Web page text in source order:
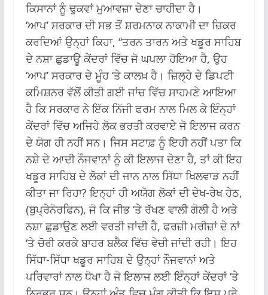
ਕਿਸਾਨਾਂ ਨੂੰ ਢੁਕਵਾਂ ਮੁਆਵਜ਼ਾ ਦੇਣਾ ਚਾਹੀਦਾ ਹੈ।
‘ਆਪ’ ਸਰਕਾਰ ਦੀ ਸਭ ਤੋਂ ਸ਼ਰਮਨਾਕ ਨਾਕਾਮੀ ਦਾ ਜ਼ਿਕਰ
ਕਰਦਿਆਂ ਉਨ੍ਹਾਂ ਕਿਹਾ, “ਤਰਨ ਤਾਰਨ ਅਤੇ ਖਡੂਰ ਸਾਹਿਬ
ਦੇ ਨਸ਼ਾ ਛੁਡਾਊ ਕੇਂਦਰਾਂ ਵਿੱਚ ਜੋ ਘਪਲਾ ਹੋਇਆ ਹੈ, ਉਹ
‘ਆਪ’ ਸਰਕਾਰ ਦੇ ਮੂੰਹ ‘ਤੇ ਕਾਲਖ਼ ਹੈ। ਜ਼ਿਲ੍ਹੇ ਦੇ ਡਿਪਟੀ
ਕਮਿਸ਼ਨਰ ਵੱਲੋਂ ਕੀਤੀ ਗਈ ਜਾਂਚ ਵਿੱਚ ਸਾਹਮਣੇ ਆਇਆ
ਹੈ ਕਿ ਸਰਕਾਰ ਨੇ ਇੱਕ ਨਿੱਜੀ ਫਰਮ ਨਾਲ ਮਿਲ ਕੇ ਇੰਨ੍ਹਾਂ
ਕੇਂਦਰਾਂ ਵਿੱਚ ਅਜਿਹੇ ਲੋਕ ਭਰਤੀ ਕਰਵਾਏ ਜੋ ਇਲਾਜ ਕਰਨ
ਦੇ ਯੋਗ ਹੀ ਨਹੀਂ ਸਨ। ਜਿਸ ਸਟਾਫ਼ ਨੂੰ ਇਹੀ ਨਹੀਂ ਪਤਾ ਕਿ
ਨਸ਼ੇ ਦੇ ਆਦੀ ਨੌਜਵਾਨਾਂ ਨੂੰ ਕੀ ਇਲਾਜ ਦੇਣਾ ਹੈ, ਤਾਂ ਕੀ ਇਹ
ਖਡੂਰ ਸਾਹਿਬ ਦੇ ਲੋਕਾਂ ਦੀ ਜਾਨ ਨਾਲ ਸਿੱਧਾ ਖਿਲਵਾੜ ਨਹੀਂ
ਕੀਤਾ ਜਾ ਰਿਹਾ? ਇਨ੍ਹਾਂ ਹੀ ਅਯੋਗ ਲੋਕਾਂ ਦੀ ਦੇਖ-ਰੇਖ ਹੇਠ,
(ਬੁਪ੍ਰੇਨੋਰਫਿਨ), ਜੋ ਕਿ ਜੀਭ ‘ਤੇ ਰੱਖਣ ਵਾਲੀ ਗੋਲੀ ਹੈ ਅਤੇ
ਨਸ਼ਾ ਛੁਡਾਉਣ ਲਈ ਵਰਤੀ ਜਾਂਦੀ ਹੈ, ਫਰਜ਼ੀ ਮਰੀਜ਼ਾਂ ਦੇ ਨਾਂ
‘ਤੇ ਚੋਰੀ ਕਰਕੇ ਬਾਹਰ ਬਲੈਕ ਵਿੱਚ ਵੇਚੀ ਜਾਂਦੀ ਰਹੀ। ਇਹ
ਸਿੱਧਾ-ਸਿੱਧਾ ਖਡੂਰ ਸਾਹਿਬ ਦੇ ਉਨ੍ਹਾਂ ਨੌਜਵਾਨਾਂ ਅਤੇ
ਪਰਿਵਾਰਾਂ ਨਾਲ ਧੋਖਾ ਹੈ ਜੋ ਇਲਾਜ ਲਈ ਇੰਨ੍ਹਾਂ ਕੇਂਦਰਾਂ ‘ਤੇ